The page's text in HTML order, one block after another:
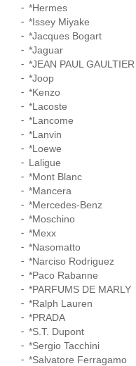
*Hermes
*Issey Miyake
*Jacques Bogart
*Jaguar
*JEAN PAUL GAULTIER
*Joop
*Kenzo
*Lacoste
*Lancome
*Lanvin
*Loewe
Laligue
*Mont Blanc
*Mancera
*Mercedes-Benz
*Moschino
*Mexx
*Nasomatto
*Narciso Rodriguez
*Paco Rabanne
*PARFUMS DE MARLY
*Ralph Lauren
*PRADA
*S.T. Dupont
*Sergio Tacchini
*Salvatore Ferragamо